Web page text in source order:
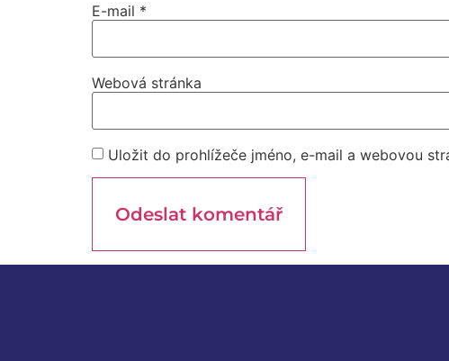
E-mail *
Webová stránka
Uložit do prohlížeče jméno, e-mail a webovou